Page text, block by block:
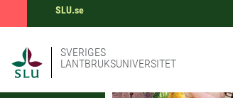
SLU.se
SVERIGES
LANTBRUKSUNIVERSITET